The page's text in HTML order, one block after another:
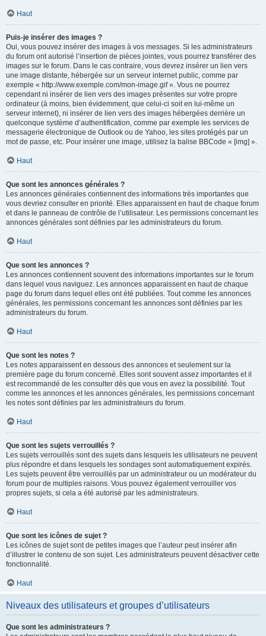
Haut
Puis-je insérer des images ?
Oui, vous pouvez insérer des images à vos messages. Si les administrateurs
du forum ont autorisé l’insertion de pièces jointes, vous pourrez transférer des
images sur le forum. Dans le cas contraire, vous devrez insérer un lien vers
une image distante, hébergée sur un serveur internet public, comme par
exemple « http://www.exemple.com/mon-image.gif ». Vous ne pourrez
cependant ni insérer de lien vers des images présentes sur votre propre
ordinateur (à moins, bien évidemment, que celui-ci soit en lui-même un
serveur internet), ni insérer de lien vers des images hébergées derrière un
quelconque système d’authentification, comme par exemple les services de
messagerie électronique de Outlook ou de Yahoo, les sites protégés par un
mot de passe, etc. Pour insérer une image, utilisez la balise BBCode « [img] ».
Haut
Que sont les annonces générales ?
Les annonces générales contiennent des informations très importantes que
vous devriez consulter en priorité. Elles apparaissent en haut de chaque forum
et dans le panneau de contrôle de l’utilisateur. Les permissions concernant les
annonces générales sont définies par les administrateurs du forum.
Haut
Que sont les annonces ?
Les annonces contiennent souvent des informations importantes sur le forum
dans lequel vous naviguez. Les annonces apparaissent en haut de chaque
page du forum dans lequel elles ont été publiées. Tout comme les annonces
générales, les permissions concernant les annonces sont définies par les
administrateurs du forum.
Haut
Que sont les notes ?
Les notes apparaissent en dessous des annonces et seulement sur la
première page du forum concerné. Elles sont souvent assez importantes et il
est recommandé de les consulter dès que vous en avez la possibilité. Tout
comme les annonces et les annonces générales, les permissions concernant
les notes sont définies par les administrateurs du forum.
Haut
Que sont les sujets verrouillés ?
Les sujets verrouillés sont des sujets dans lesquels les utilisateurs ne peuvent
plus répondre et dans lesquels les sondages sont automatiquement expirés.
Les sujets peuvent être verrouillés par un administrateur ou un modérateur du
forum pour de multiples raisons. Vous pouvez également verrouiller vos
propres sujets, si cela a été autorisé par les administrateurs.
Haut
Que sont les icônes de sujet ?
Les icônes de sujet sont de petites images que l’auteur peut insérer afin
d’illustrer le contenu de son sujet. Les administrateurs peuvent désactiver cette
fonctionnalité.
Haut
Niveaux des utilisateurs et groupes d’utilisateurs
Que sont les administrateurs ?